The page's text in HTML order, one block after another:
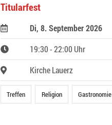
Titularfest
Di, 8. September 2026
19:30 - 22:00 Uhr
Kirche Lauerz
Treffen Religion Gastronomie